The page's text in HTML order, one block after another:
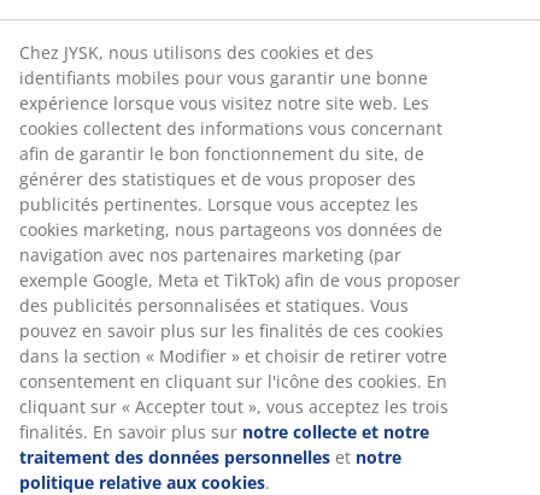
Chez JYSK, nous utilisons des cookies et des
identifiants mobiles pour vous garantir une bonne
expérience lorsque vous visitez notre site web. Les
cookies collectent des informations vous concernant
afin de garantir le bon fonctionnement du site, de
générer des statistiques et de vous proposer des
publicités pertinentes. Lorsque vous acceptez les
cookies marketing, nous partageons vos données de
navigation avec nos partenaires marketing (par
exemple Google, Meta et TikTok) afin de vous proposer
des publicités personnalisées et statiques. Vous
pouvez en savoir plus sur les finalités de ces cookies
dans la section « Modifier » et choisir de retirer votre
consentement en cliquant sur l'icône des cookies. En
cliquant sur « Accepter tout », vous acceptez les trois
finalités. En savoir plus sur notre collecte et notre
traitement des données personnelles et notre
politique relative aux cookies.